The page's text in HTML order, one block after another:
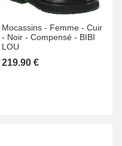
Mocassins - Femme - Cuir
- Noir - Compensé - BIBI
LOU
219.90 €